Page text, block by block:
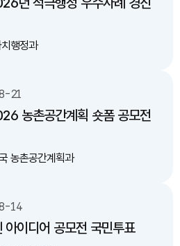
행정과
21
농촌공간계획 숏폼 공모전
농촌공간계획과
14
아이디어 공모전 국민투표